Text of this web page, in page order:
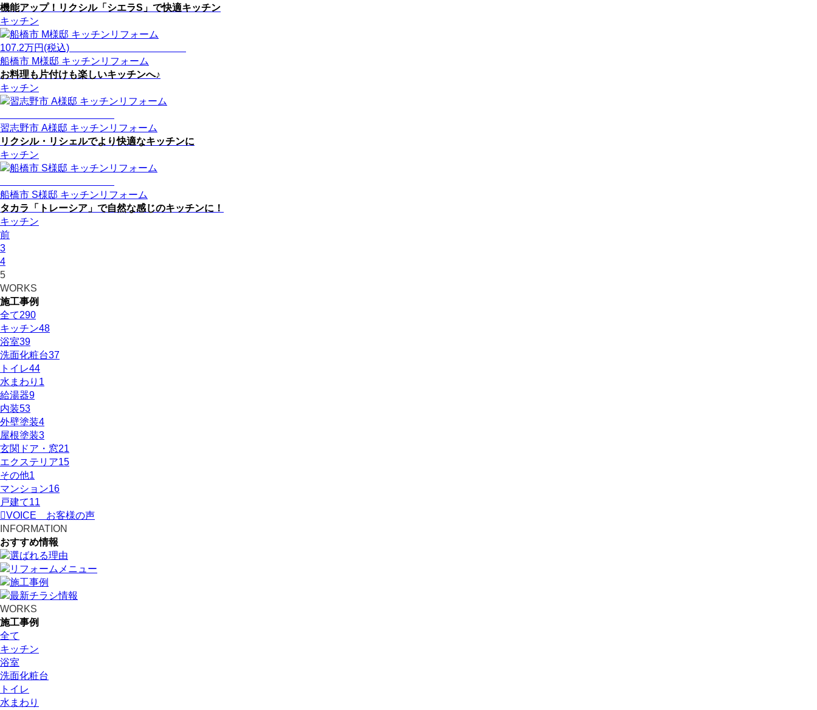
機能アップ！リクシル「シエラS」で快適キッチン
キッチン
107.2万円(税込)
船橋市 M様邸 キッチンリフォーム
お料理も片付けも楽しいキッチンへ♪
キッチン
習志野市 A様邸 キッチンリフォーム
リクシル・リシェルでより快適なキッチンに
キッチン
船橋市 S様邸 キッチンリフォーム
タカラ「トレーシア」で自然な感じのキッチンに！
キッチン
前
3
4
5
WORKS
施工事例
全て290
キッチン48
浴室39
洗面化粧台37
トイレ44
水まわり 1
給湯器9
内装53
外壁塗装4
屋根塗装3
玄関ドア・窓21
エクステリア15
その他1
マンション16
戸建て11
VOICE
お客様の声
INFORMATION
おすすめ情報
WORKS
施工事例
全て
キッチン
浴室
洗面化粧台
トイレ
水まわり